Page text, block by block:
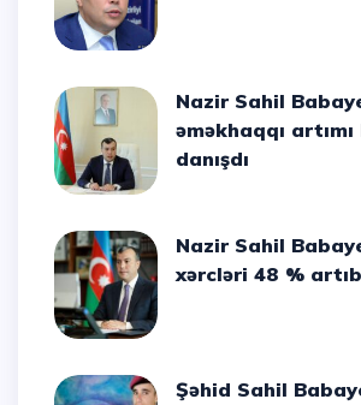
Nazir Sahil Babayev
əməkhaqqı
danışdı
Nazir Sahil Babayev: Pensiya
xərcləri 48 % artıb
Şəhid Sahil Babayev “Vətən